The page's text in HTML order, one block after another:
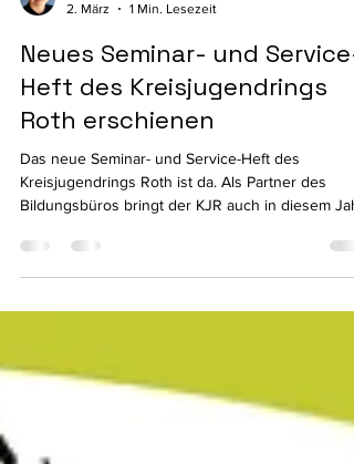
Neues Seminar- und Service-
Heft des Kreisjugendrings
Roth erschienen
Das neue Seminar- und Service-Heft des
Kreisjugendrings Roth ist da. Als Partner des
Bildungsbüros bringt der KJR auch in diesem
Serviceleistungen für die Jugendarbeit im
Ehrenamtliche, pädagogische Fachkräfte, Vereine,
Verbände und alle, die sich in der Kinder- und